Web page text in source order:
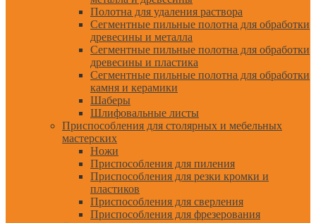
Полотна для удаления раствора
Сегментные пильные полотна для обработки
древесины и металла
Сегментные пильные полотна для обработки
древесины и пластика
Сегментные пильные полотна для обработки
камня и керамики
Шаберы
Шлифовальные листы
Приспособления для столярных и мебельных
мастерских
Ножи
Приспособления для пиления
Приспособления для резки кромки и
пластиков
Приспособления для сверления
Приспособления для фрезерования